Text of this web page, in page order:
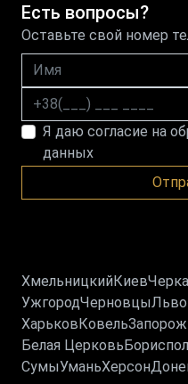
Есть вопросы?
Оставьте свой номер
Имя
Номер телефона
Я даю согласие на
данных
ХмельницкийКиев
УжгородЧерновцы
ХарьковКовель
Белая Церковь
СумыУманьХерсон